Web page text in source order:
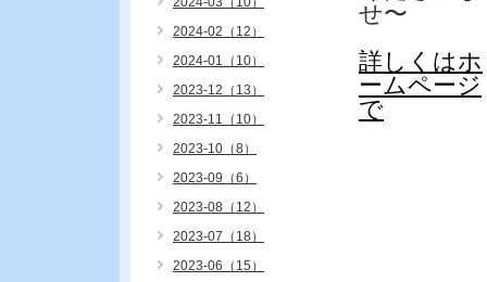
せ〜
詳しくはホ
ームページ
で
2024-02（12）
2024-01（10）
2023-12（13）
2023-11（10）
2023-10（8）
2023-09（6）
2023-08（12）
2023-07（18）
2023-06（15）